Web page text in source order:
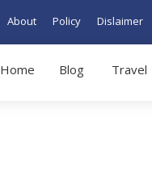
About Policy Dislaimer
Home Blog Travel